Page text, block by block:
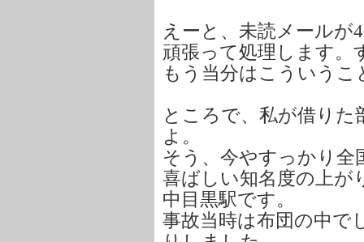
えーと、未読メールが
頑張って処理します。
もう当分はこういう
ところで、私が借り
よ。
そう、今やすっかり
喜ばしい知名度の上が
中目黒駅です。
事故当時は布団の中で